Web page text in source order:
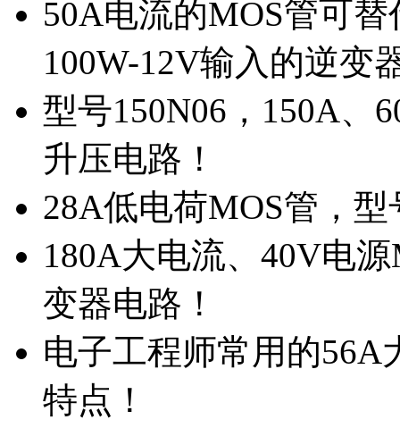
50A电流的MOS管可
100W-12V输入的逆变
型号150N06，150A、
升压电路！
28A低电荷MOS管，
180A大电流、40V电
变器电路！
电子工程师常用的56A
特点！